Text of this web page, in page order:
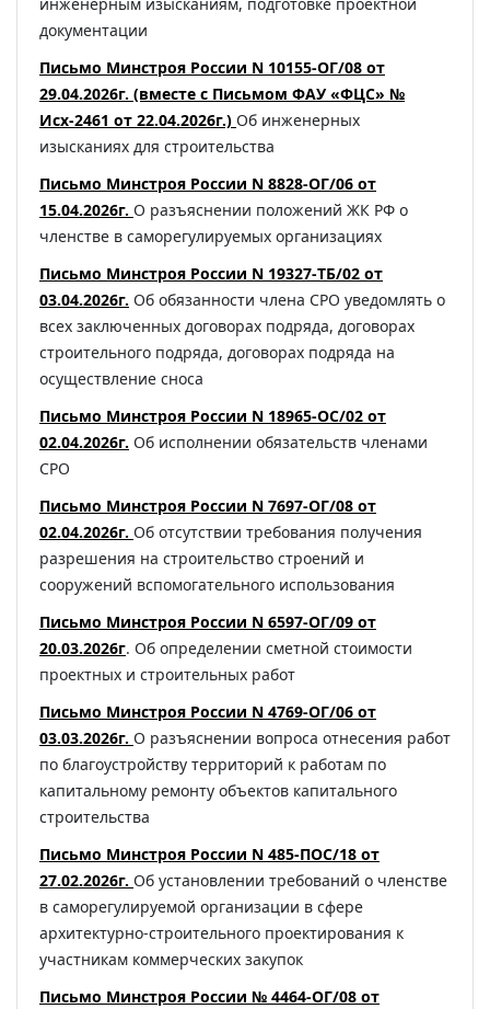
документации
Письмо Минстроя России N 10155-ОГ/08 от
29.04.2026г. (вместе с Письмом ФАУ «ФЦС» №
Исх-2461 от 22.04.2026г.) Об инженерных
изысканиях для строительства
Письмо Минстроя России N 8828-ОГ/06 от
15.04.2026г. О разъяснении положений ЖК РФ о
членстве в саморегулируемых организациях
Письмо Минстроя России N 19327-ТБ/02 от
03.04.2026г. Об обязанности члена СРО уведомлять о
всех заключенных договорах подряда, договорах
строительного подряда, договорах подряда на
осуществление сноса
Письмо Минстроя России N 18965-ОС/02 от
02.04.2026г. Об исполнении обязательств членами
СРО
Письмо Минстроя России N 7697-ОГ/08 от
02.04.2026г. Об отсутствии требования получения
разрешения на строительство строений и
сооружений вспомогательного использования
Письмо Минстроя России N 6597-ОГ/09 от
20.03.2026г. Об определении сметной стоимости
проектных и строительных работ
Письмо Минстроя России N 4769-ОГ/06 от
03.03.2026г. О разъяснении вопроса отнесения работ
по благоустройству территорий к работам по
капитальному ремонту объектов капитального
строительства
Письмо Минстроя России N 485-ПОС/18 от
27.02.2026г. Об установлении требований о членстве
в саморегулируемой организации в сфере
архитектурно-строительного проектирования к
участникам коммерческих закупок
Письмо Минстроя России № 4464-ОГ/08 от